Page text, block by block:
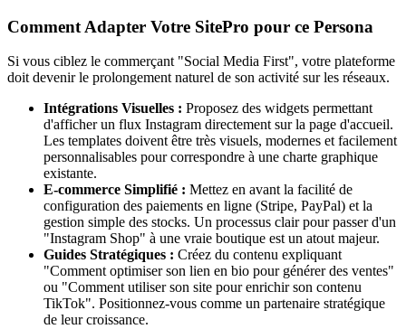
Comment Adapter Votre SitePro pour ce Persona
Si vous ciblez le commerçant "Social Media First", votre plateforme
doit devenir le prolongement naturel de son activité sur les réseaux.
Intégrations Visuelles : Proposez des widgets permettant
d'afficher un flux Instagram directement sur la page d'accueil.
Les templates doivent être très visuels, modernes et facilement
personnalisables pour correspondre à une charte graphique
existante.
E-commerce Simplifié : Mettez en avant la facilité de
configuration des paiements en ligne (Stripe, PayPal) et la
gestion simple des stocks. Un processus clair pour passer d'un
"Instagram Shop" à une vraie boutique est un atout majeur.
Guides Stratégiques : Créez du contenu expliquant
"Comment optimiser son lien en bio pour générer des ventes"
ou "Comment utiliser son site pour enrichir son contenu
TikTok". Positionnez-vous comme un partenaire stratégique
de leur croissance.